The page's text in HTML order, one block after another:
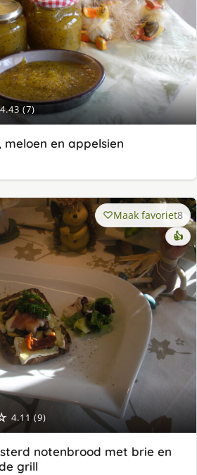
4.43 (7)
en appelsien
4.11 (9)
Maak favoriet8
👍
notenbrood met brie en
grill